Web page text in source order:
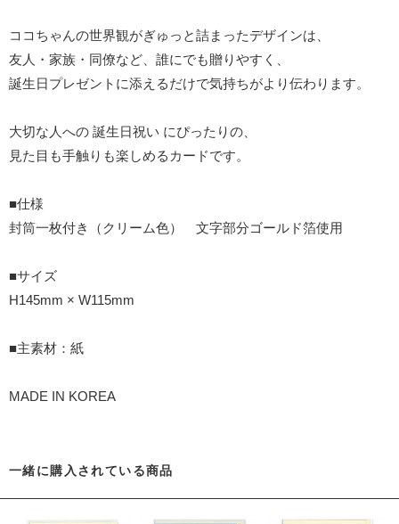
ココちゃんの世界観がぎゅっと詰まったデザインは、
友人・家族・同僚など、誰にでも贈りやすく、
誕生日プレゼントに添えるだけで気持ちがより伝わります。
大切な人への 誕生日祝い にぴったりの、
見た目も手触りも楽しめるカードです。
■仕様
封筒一枚付き（クリーム色） 文字部分ゴールド箔使用
■サイズ
H145mm × W115mm
■主素材：紙
MADE IN KOREA
一緒に購入されている商品